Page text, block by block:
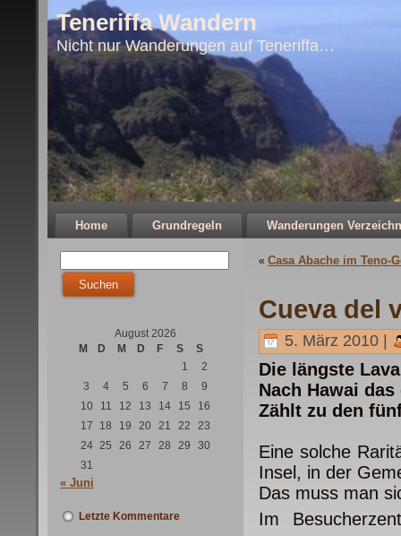
Teneriffa Wandern
Nicht nur Wanderungen auf Teneriffa…
Home Grundregeln Wanderungen
August 2026
M
D M D F S
S
1
2
3
4 5 6 7 8
9
10
11 12 13 14 15
16
17
18 19 20 21 22
23
24 25 26 27 28 29
30
31
« Juni
Letzte Kommentare
« Casa Abache im Teno-
Cueva del
5. März 2010 |
Die längste
Nach Hawai
Zählt zu den
Eine solche
Insel, in der
Das muss man
Im